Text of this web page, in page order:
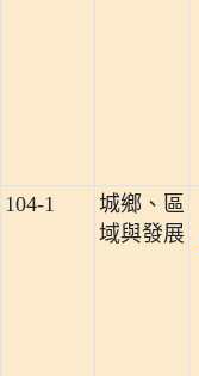
104-1
城鄉、區
域與發展